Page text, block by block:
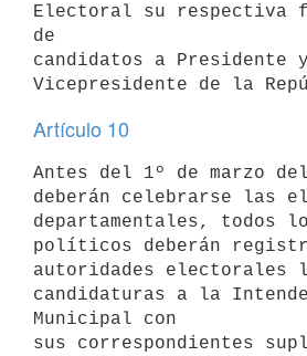
Electoral su respectiva
de
candidatos a Presidente y
Artículo 10
Antes del 1º de marzo
deberán celebrarse las
departamentales, todos
políticos deberán
autoridades electorales
candidaturas a la
Municipal con